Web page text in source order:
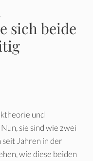
sich beide
und
sie sind wie zwei
Jahren in der
wie diese beiden